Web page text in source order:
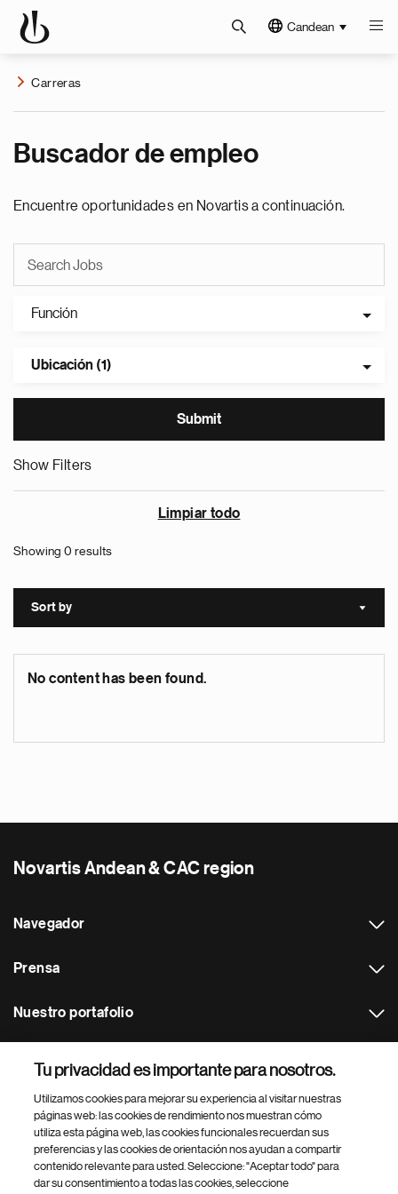
Candean
Carreras
Buscador de empleo
Encuentre oportunidades en Novartis a continuación.
Función
Ubicación (1)
Show Filters
Limpiar todo
Showing 0 results
Sort by Sort
No content has been found.
Novartis Andean & CAC region
Navegador
Prensa
Nuestro portafolio
Footer Site Search
Tu privacidad es importante para nosotros.
Utilizamos cookies para mejorar su experiencia al visitar nuestras
páginas web: las cookies de rendimiento nos muestran cómo
utiliza esta página web, las cookies funcionales recuerdan sus
preferencias y las cookies de orientación nos ayudan a compartir
contenido relevante para usted. Seleccione: "Aceptar todo" para
dar su consentimiento a todas las cookies, seleccione